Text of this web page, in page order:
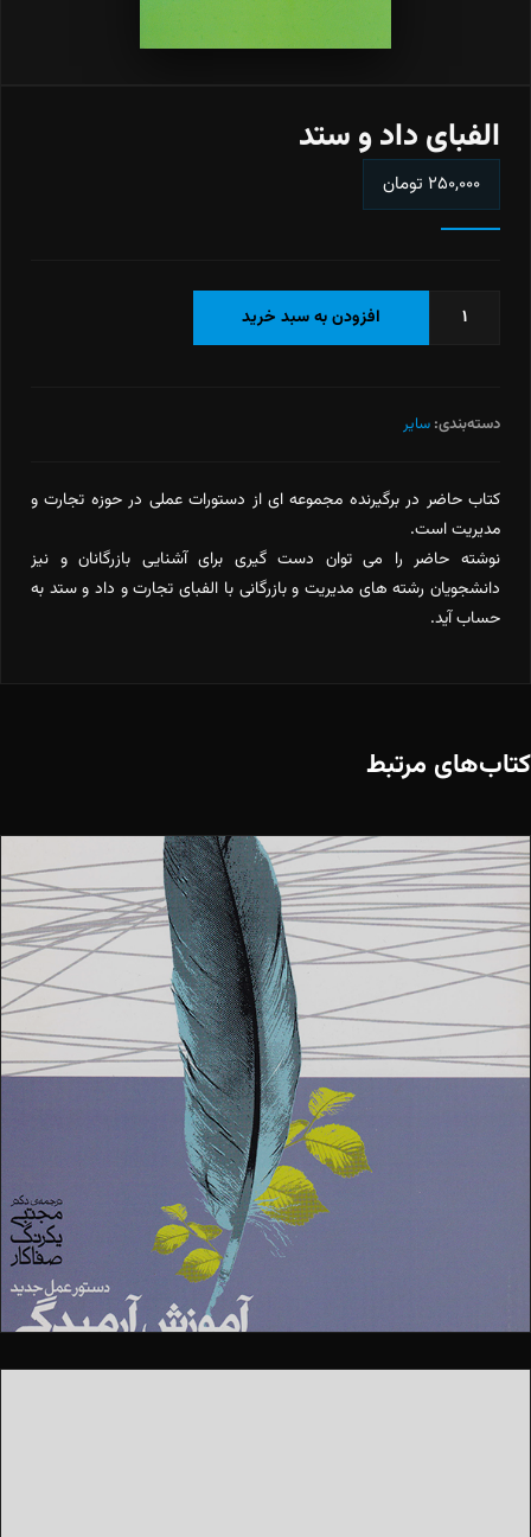
الفبای داد و ستد
۲۵۰,۰۰۰ تومان
الفبای
عدد
افزودن به سبد خرید
دسته‌بندی: سایر
کتاب حاضر در برگیرنده مجموعه ای از دستورات عملی در حوزه تجارت و
مدیریت است.
نوشته حاضر را می توان دست گیری برای آشنایی بازرگانان و نیز
دانشجویان رشته های مدیریت و بازرگانی با الفبای تجارت و داد و ستد به
حساب آید.
کتاب‌های مرتبط